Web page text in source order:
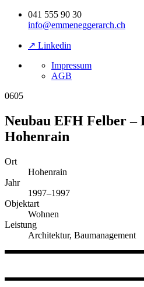
041 555 90 30
info@emmeneggerarch.ch
↗ Linkedin
Impressum
AGB
0605
Neubau EFH Felber –
Hohenrain
Ort
Hohenrain
Jahr
1997–1997
Objektart
Wohnen
Leistung
Architektur, Baumanagement